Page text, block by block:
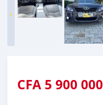
CFA 5 900 000